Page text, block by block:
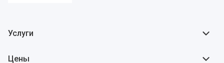
Услуги
Цены